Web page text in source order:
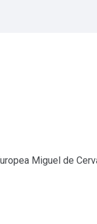
Miguel de